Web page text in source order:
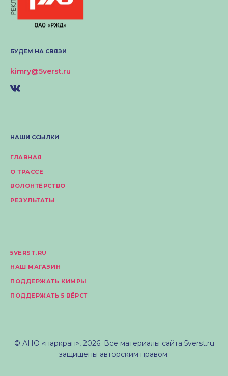
НАШИ ССЫЛКИ
ГЛАВНАЯ
О ТРАССЕ
ВОЛОНТЁРСТВО
РЕЗУЛЬТАТЫ
5VERST.RU
НАШ МАГАЗИН
ПОДДЕРЖАТЬ КИМРЫ
ПОДДЕРЖАТЬ 5 ВЁРСТ
БУДЕМ НА СВЯЗИ
kimry@5verst.ru
© АНО «паркран», 2026. Все материалы сайта 5verst.ru
защищены авторским правом.